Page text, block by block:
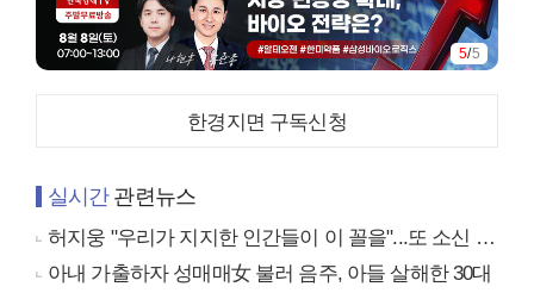
5/5
한경지면 구독신청
실시간관련뉴스
허지웅 "우리가 지지한 인간들이 이 꼴을"...또 소신 발언
아내 가출하자 성매매女 불러 음주, 아들 살해한 30대